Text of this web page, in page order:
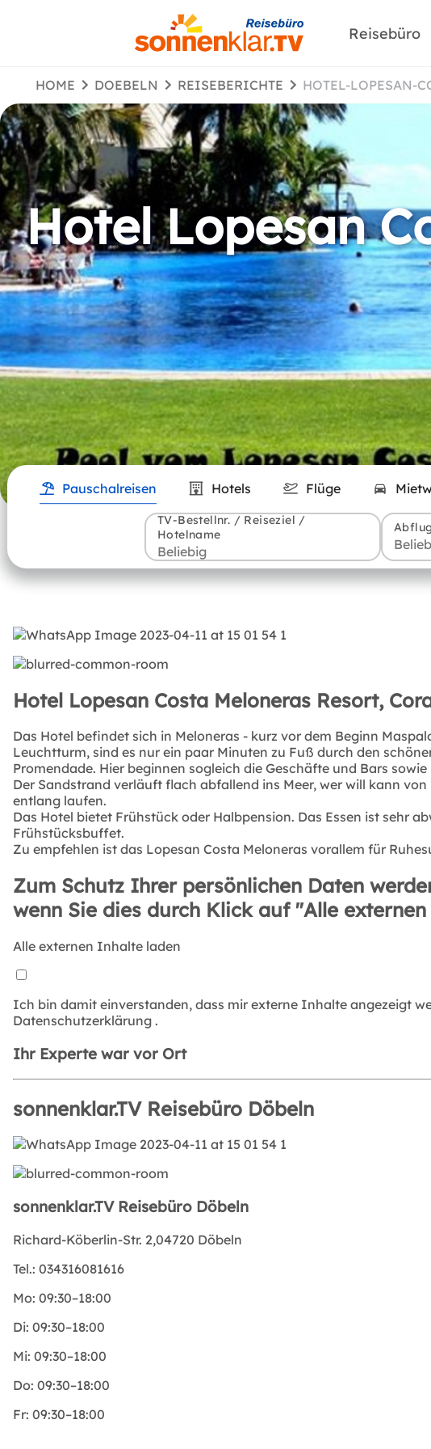
Reisebüro
HOME DOEBELN REISEBERICHTE HOTEL-LOPESAN-
Hotel Lopesan
Pauschalreisen Hotels Flüge
TV-Bestellnr. / Reiseziel /
Hotelname
Hotel Lopesan Costa Meloneras Resort,
Das Hotel befindet sich in Meloneras - kurz vor dem Beginn
Leuchtturm, sind es nur ein paar Minuten zu Fuß durch den
Promendade. Hier beginnen sogleich die Geschäfte und Bars
Der Sandstrand verläuft flach abfallend ins Meer, wer will kann
entlang laufen.
Das Hotel bietet Frühstück oder Halbpension. Das Essen ist sehr
Frühstücksbuffet.
Zu empfehlen ist das Lopesan Costa Meloneras vorallem für
Zum Schutz Ihrer persönlichen Daten
wenn Sie dies durch Klick auf "Alle
Alle externen Inhalte laden
Ich bin damit einverstanden, dass mir externe Inhalte angezeigt
Datenschutzerklärung .
Ihr Experte war vor Ort
sonnenklar.TV Reisebüro Döbeln
sonnenklar.TV Reisebüro Döbeln
Richard-Köberlin-Str. 2,04720 Döbeln
Tel.: 034316081616
Mo: 09:30–18:00
Di: 09:30–18:00
Mi: 09:30–18:00
Do: 09:30–18:00
Fr: 09:30–18:00